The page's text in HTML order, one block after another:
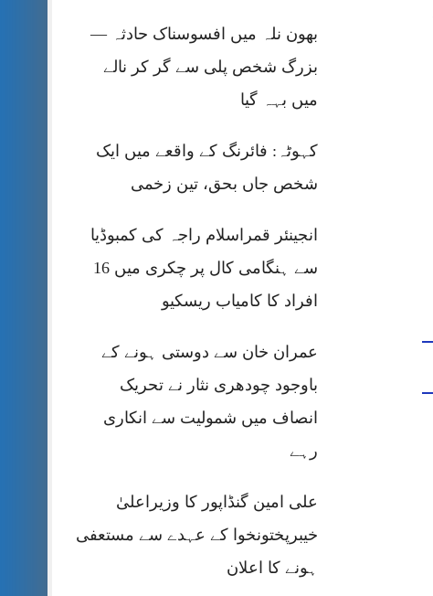
بھون نلہ میں افسوسناک حادثہ —
بزرگ شخص پلی سے گر کر نالے
میں بہہ گیا
کہوٹہ: فائرنگ کے واقعے میں ایک
شخص جاں بحق، تین زخمی
انجینئر قمراسلام راجہ کی کمبوڈیا
سے ہنگامی کال پر چکری میں 16
افراد کا کامیاب ریسکیو
عمران خان سے دوستی ہونے کے
باوجود چودھری نثار نے تحریک
انصاف میں شمولیت سے انکاری
رہے
علی امین گنڈاپور کا وزیراعلیٰ
خیبرپختونخوا کے عہدے سے مستعفی
ہونے کا اعلان